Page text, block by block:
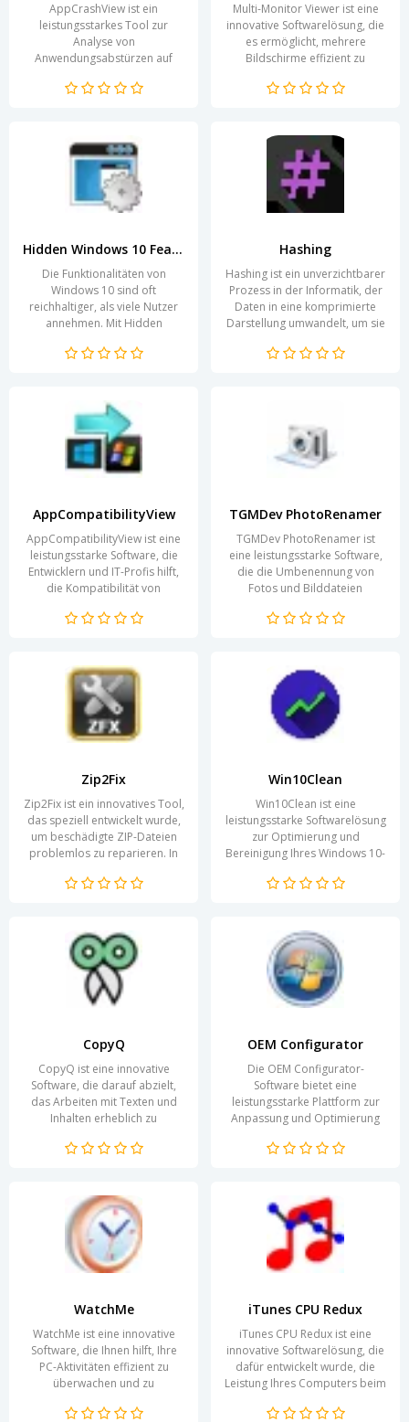
AppCrashView ist ein
leistungsstarkes Tool zur
Analyse von
Anwendungsabstürzen auf
Software haben Sie die
Multi-Monitor Viewer ist eine
innovative Softwarelösung, die
es ermöglicht, mehrere
Bildschirme effizient zu
nutzen. In der heutigen...
Hidden Windows 10 Features
Die Funktionalitäten von
Windows 10 sind oft
reichhaltiger, als viele Nutzer
annehmen. Mit Hidden
entdecken Sie die
Hashing
Hashing ist ein unverzichtbarer
Prozess in der Informatik, der
Daten in eine komprimierte
Darstellung umwandelt, um sie
abzufragen....
AppCompatibilityView
AppCompatibilityView ist eine
leistungsstarke Software, die
Entwicklern und IT-Profis hilft,
die Kompatibilität von
verschiedenen...
TGMDev PhotoRenamer
TGMDev PhotoRenamer ist
eine leistungsstarke Software,
die die Umbenennung von
Fotos und Bilddateien
Welt, in der digitale...
Zip2Fix
Zip2Fix ist ein innovatives Tool,
das speziell entwickelt wurde,
um beschädigte ZIP-Dateien
problemlos zu reparieren. In
Datenintegrität und...
Win10Clean
Win10Clean ist eine
leistungsstarke Softwarelösung
zur Optimierung und
Bereinigung Ihres Windows 10-
Nutzung sammeln sich viele...
CopyQ
CopyQ ist eine innovative
Software, die darauf abzielt,
das Arbeiten mit Texten und
Inhalten erheblich zu
umfangreiche Sammlung...
OEM Configurator
Die OEM Configurator-
Software bietet eine
leistungsstarke Plattform zur
Anpassung und Optimierung
Fertigungs- und
WatchMe
WatchMe ist eine innovative
Software, die Ihnen hilft, Ihre
PC-Aktivitäten effizient zu
überwachen und zu
Zwecke oder zur...
iTunes CPU Redux
iTunes CPU Redux ist eine
innovative Softwarelösung, die
dafür entwickelt wurde, die
Leistung Ihres Computers beim
optimieren. Die...